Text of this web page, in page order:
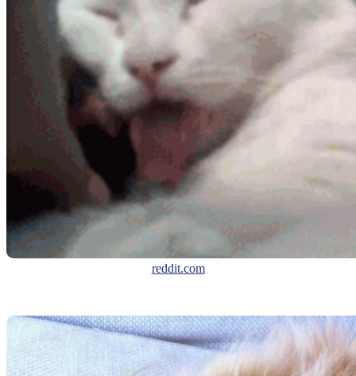
reddit.com